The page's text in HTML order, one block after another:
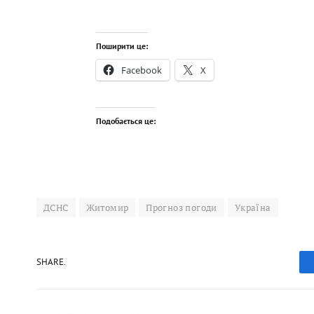
Поширити це:
Facebook X
Подобається це:
ДСНС Житомир Прогноз погоди Україна
SHARE.